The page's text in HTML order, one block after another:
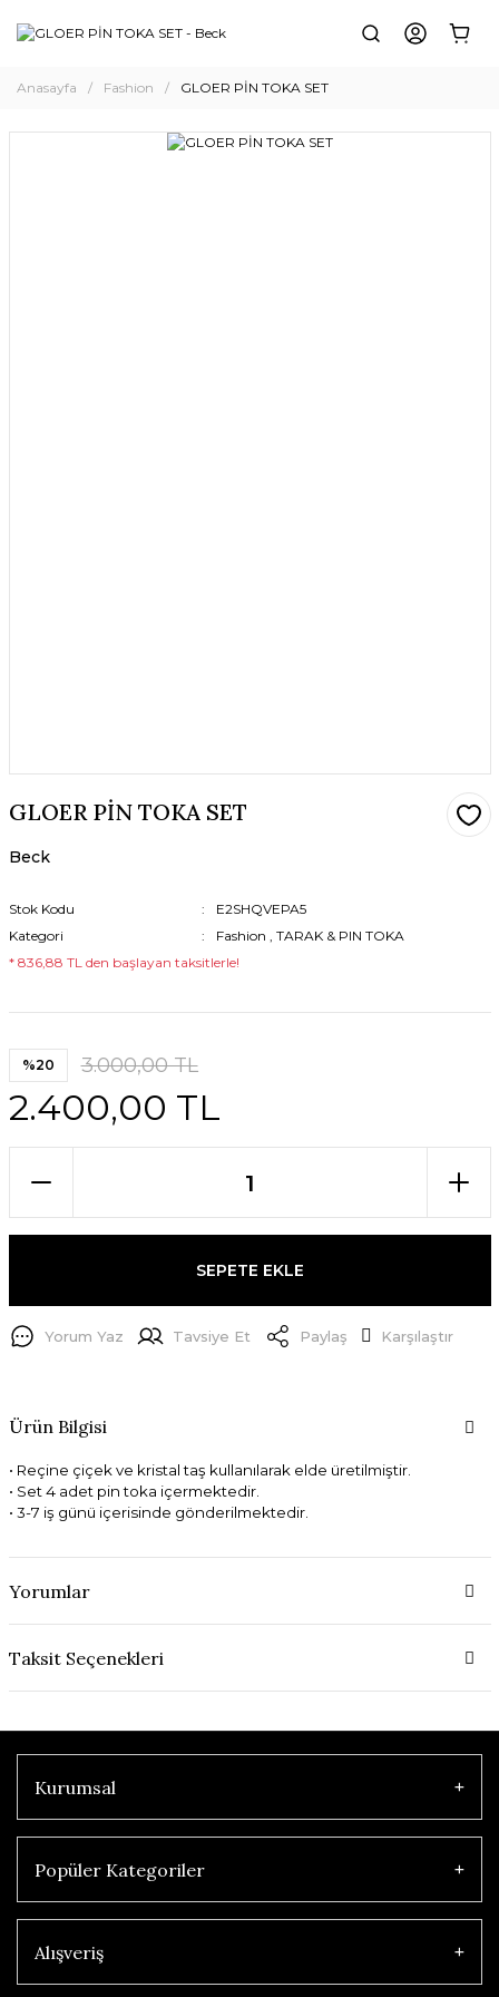
Anasayfa Fashion GLOER PİN TOKA SET
GLOER PİN TOKA SET
Beck
Stok Kodu
E2SHQVEPA5
Kategori
Fashion , TARAK & PIN TOKA
* 836,88 TL den başlayan taksitlerle!
%20 3.000,00 TL
2.400,00 TL
SEPETE EKLE
Yorum Yaz Tavsiye Et Paylaş Karşılaştır
Ürün Bilgisi
• Reçine çiçek ve kristal taş kullanılarak elde üretilmiştir.
• Set 4 adet pin toka içermektedir.
• 3-7 iş günü içerisinde gönderilmektedir.
Yorumlar
Taksit Seçenekleri
Kurumsal
Popüler Kategoriler
Alışveriş